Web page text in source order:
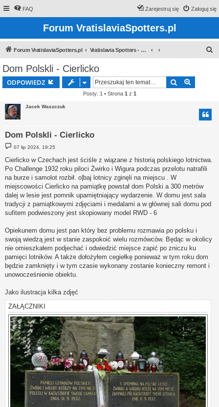
FAQ Zaloguj się
Zarejestruj się
Forum VratislaviaSpotters.pl
Forum VratislaviaSpotters.pl Vratislavia Spotters - Wroclawska grupa spotterska
Dom Polskli - Cierlicko
ODPOWIEDZ Szukaj
Posty: 1 • Strona 1 z 1
Jacek Waszczuk
Dom Polskli - Cierlicko
P
o
t
07 lip 2024, 19:25
Cierlicko w Czechach jest ściśle z wiązane z historią polskiego lotnictwa.
Po Challenge 1932 roku piloci Żwirko i Wigura podczas przelotu natrafili
na burze i samolot rozbił. o|baj lotnicy zginęli na miejscu . W
miejscowości Cierlicko na pamiątkę powstał dom Polski a 300 metrów
dalej w lesie jest pomnik upamiętniający wydarzenie. W domu jest sala
tradycji z pamiątkowymi zdjęciami i medalami a w głównej sali domu pod
sufitem podwieszony jest skopiowany model RWD - 6
Opiekunem domu jest pan który bez problemu rozmawia po polsku i
swoją wiedzą jest w stanie zaspokoić wielu rozmówców. Będąc w okolicy
nie omieszkałem podjechać i odwiedzić miejsce zapić po zniczu ku
pamięci lotników. A także dołożyłem cegiełkę ponieważ w tym roku dom
będzie zamknięty i w tym czasie wykonany zostanie konieczny remont i
unowocześnienie obiektu.
Jako ilustracja kilka zdjęć
ZAŁĄCZNIKI